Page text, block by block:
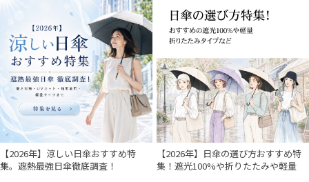
【2026年】涼しい日傘おすすめ特
集。遮熱最強日傘徹底調査！
【2026年】日傘の選び方おすすめ特
集！遮光100%や折りたたみや軽量